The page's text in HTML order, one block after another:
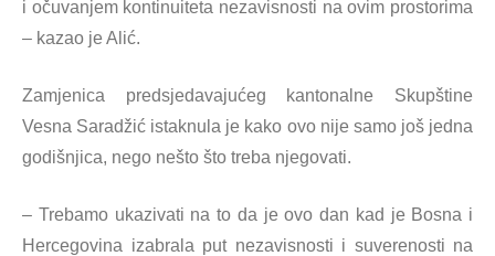
i očuvanjem kontinuiteta nezavisnosti na ovim prostorima
– kazao je Alić.
Zamjenica predsjedavajućeg kantonalne Skupštine
Vesna Saradžić istaknula je kako ovo nije samo još jedna
godišnjica, nego nešto što treba njegovati.
– Trebamo ukazivati na to da je ovo dan kad je Bosna i
Hercegovina izabrala put nezavisnosti i suverenosti na